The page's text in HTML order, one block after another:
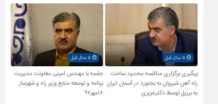
۵ سال قبل
پیگیری برگزاری مناقصه محدود ساخت
راه آهن شیروان به بجنورد در آسمان ایران
به برزیل توسط دکترعزیزی
۵ سال قبل
جلسه با مهندس امینی معاونت مدیریت
برنامه و توسعه منابع وزیر راه و شهرساز
۱۸مهر۹۷